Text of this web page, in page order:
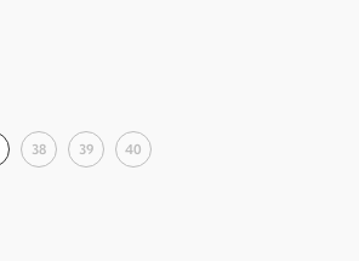
38 39 40